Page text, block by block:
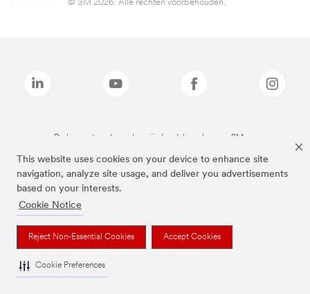
This website uses cookies on your device to enhance site
navigation, analyze site usage, and deliver you advertisements
based on your interests.
Cookie Notice
Reject Non-Essential Cookies Accept Cookies
Cookie Preferences
© 3M 2026. Alle rechten voorbehouden.
De bovenstaande merken zijn handelsmerken van 3M.we